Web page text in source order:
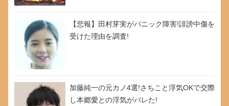
【悲報】田村芽実がパニック障害!誹謗中傷を
受けた理由を調査!
加藤純一の元カノ4選!さちこと浮気OKで交際
し本郷愛との浮気がバレた!